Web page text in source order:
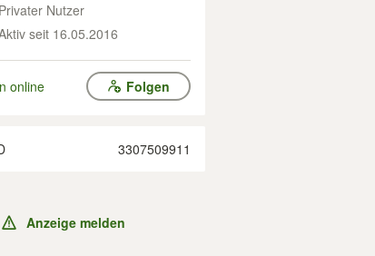
Privater Nutzer
seit 16.05.2016
online Folgen
3307509911
Anzeige melden